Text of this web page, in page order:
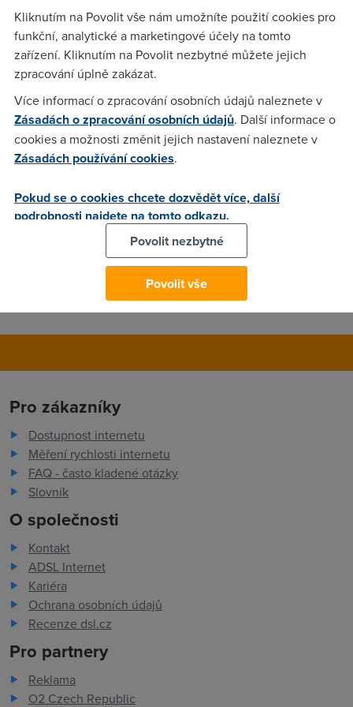
Nargon
(7.9.2005 19:11:29)
Tak nejdriv si tu cestinu nekde stahnes, pokud pouzivas
StrongDC++ (ikdyz na zahranicnich hubech musis zapnout
emulaci dc++) tak je cestina (cestina.xml) primo v tom zipu
co stahnes z webu (strongdc.berlios.de) A pak v nastaveni,
appereance je dole okynko Language a vedle nej tlacitko
browse, tak klikni na browse, a najdi ten soubor s cestinou a
(7.9.2005 21:13:33)
Ovladaci Panely->Pridat ci odebrat programy->Kliknout na
DC++->Kliknout na "odebrat" nick
Pro zákazníky
Dostupnost internetu
Měření rychlosti internetu
FAQ - často kladené otázky
Slovník
O společnosti
Kontakt
ADSL Internet
Kariéra
Ochrana osobních údajů
Recenze dsl.cz
Pro partnery
Reklama
O2 Czech Republic
Kliknutím na Povolit vše nám umožníte použití cookies pro
funkční, analytické a marketingové účely na tomto
zařízení. Kliknutím na Povolit nezbytné můžete jejich
zpracování úplně zakázat.
Více informací o zpracování osobních údajů naleznete v
Zásadách o zpracování osobních údajů. Další informace o
cookies a možnosti změnit jejich nastavení naleznete v
Zásadách používání cookies.
Pokud se o cookies chcete dozvědět více, další
podrobnosti najdete na tomto odkazu.
Povolit nezbytné
Povolit vše